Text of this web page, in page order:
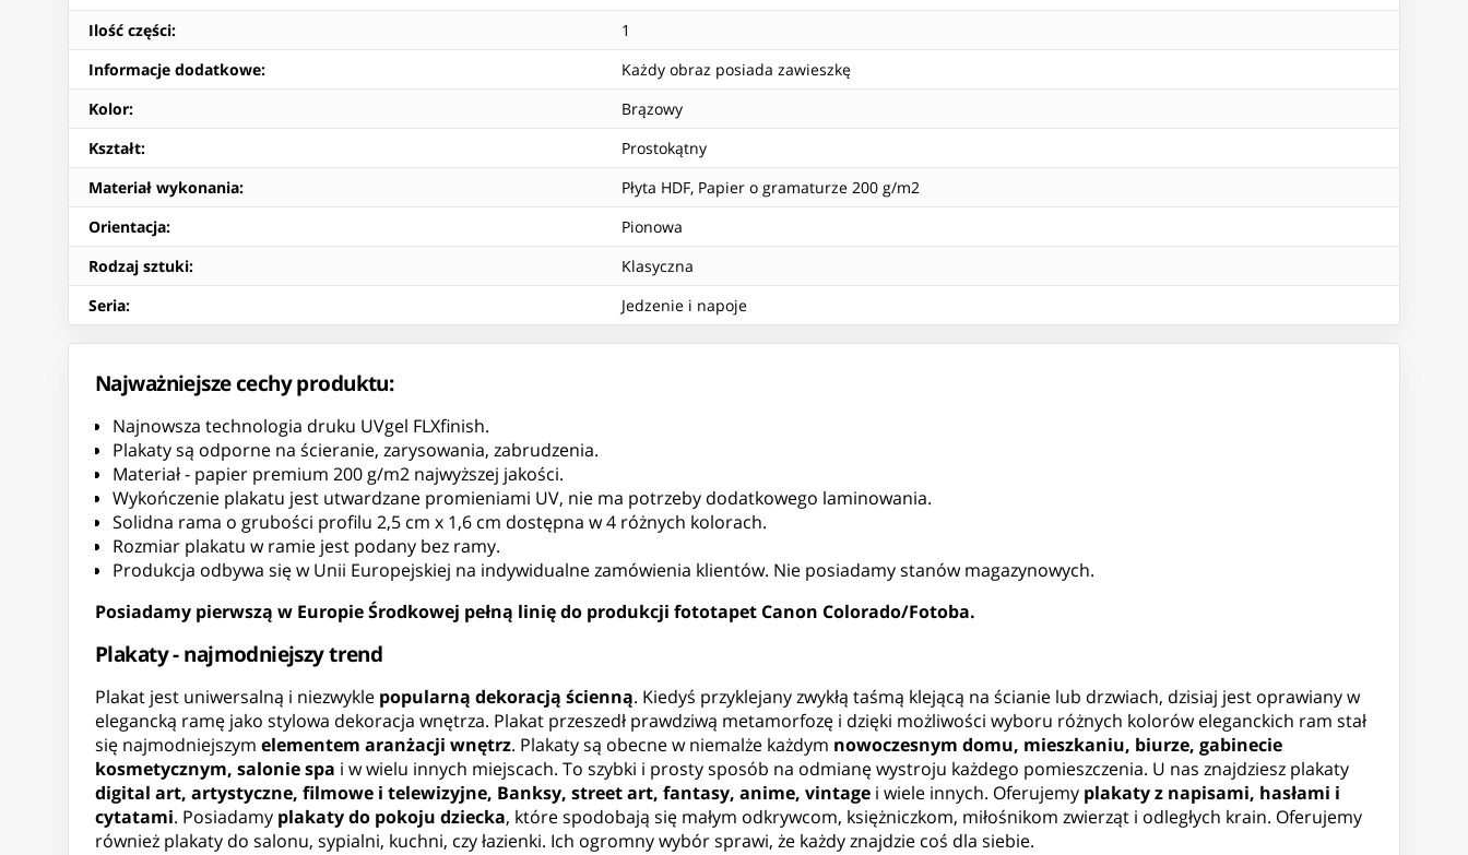
Ilość części:
1
Informacje dodatkowe:
Każdy obraz posiada zawieszkę
Kolor:
Brązowy
Kształt:
Prostokątny
Materiał wykonania:
Płyta HDF, Papier o gramaturze 200 g/m2
Orientacja:
Pionowa
Rodzaj sztuki:
Klasyczna
Seria: Jedzenie i napoje
Najważniejsze cechy produktu:
Najnowsza technologia druku UVgel FLXfinish.
Plakaty są odporne na ścieranie, zarysowania, zabrudzenia.
Materiał - papier premium 200 g/m2 najwyższej jakości.
Wykończenie plakatu jest utwardzane promieniami UV, nie ma potrzeby dodatkowego laminowania.
Solidna rama o grubości profilu 2,5 cm x 1,6 cm dostępna w 4 różnych kolorach.
Rozmiar plakatu w ramie jest podany bez ramy.
Produkcja odbywa się w Unii Europejskiej na indywidualne zamówienia klientów. Nie posiadamy stanów magazynowych.
Posiadamy pierwszą w Europie Środkowej pełną linię do produkcji fototapet Canon Colorado/Fotoba.
Plakaty - najmodniejszy trend
Plakat jest uniwersalną i niezwykle popularną dekoracją ścienną. Kiedyś przyklejany zwykłą taśmą klejącą na ścianie lub drzwiach, dzisiaj jest oprawiany w
elegancką ramę jako stylowa dekoracja wnętrza. Plakat przeszedł prawdziwą metamorfozę i dzięki możliwości wyboru różnych kolorów eleganckich ram stał
się najmodniejszym elementem aranżacji wnętrz. Plakaty są obecne w niemalże każdym nowoczesnym domu, mieszkaniu, biurze, gabinecie
kosmetycznym, salonie spa i w wielu innych miejscach. To szybki i prosty sposób na odmianę wystroju każdego pomieszczenia. U nas znajdziesz plakaty
digital art, artystyczne, filmowe i telewizyjne, Banksy, street art, fantasy, anime, vintage i wiele innych. Oferujemy plakaty z napisami, hasłami i
cytatami. Posiadamy plakaty do pokoju dziecka, które spodobają się małym odkrywcom, księżniczkom, miłośnikom zwierząt i odległych krain. Oferujemy
również plakaty do salonu, sypialni, kuchni, czy łazienki. Ich ogromny wybór sprawi, że każdy znajdzie coś dla siebie.